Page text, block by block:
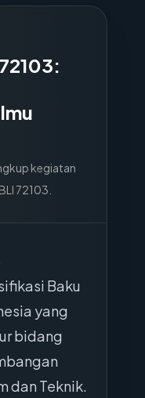
72103:
kegiatan
72103
Baku
yang
bidang
dan Teknik.